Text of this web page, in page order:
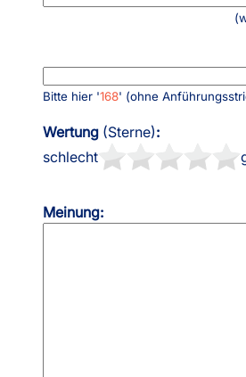
Bitte hier '168' (ohne
Wertung (Sterne):
schlecht
Meinung: